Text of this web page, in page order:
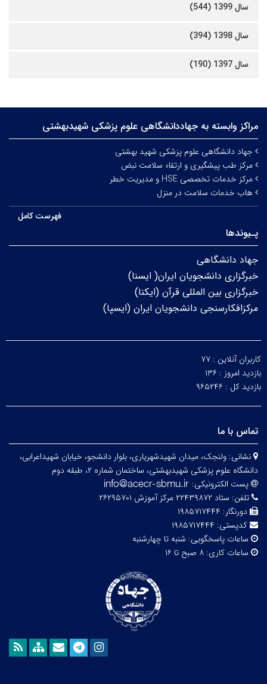
سال 1399 (544)
سال 1398 (394)
سال 1397 (190)
مراکز وابسته به جهاددانشگاهی علوم‌ پزشکی شهیدبهشتی
جهاد دانشگاهی علوم پزشکی شهید بهشتی
مرکز طب پیشگیری و ارتقاء سلامت نبض
مرکز خدمات تخصصی HSE و مدیریت خطر
هاب خدمات سلامت در منزل
فهرست کامل
پـیوندها
جهاد دانشگاهی
خبرگزاری دانشجویان ایران( ایسنا)
خبرگزاری بین المللی قرآن (ایکنا)
مرکزافکارسنجی دانشجویان ایران (ایسپا)
کاربران آنلاین : ۷۷
بازدید امروز : ۱۳۶
بازدید کل : ۹۶۵۲۴۶
تماس با ما
نشانی: ولنجک، میدان شهیدشهریاری، بلوار دانشجو، خیابان شهیداعرابی،
دانشگاه علوم پزشکی شهیدبهشتی، ساختمان شماره ۲، طبقه دوم
پست الکترونیکی:
تلفن: ستاد ۲۲۴۳۹۸۷۲ مرکز آموزش ۲۶۲۹۵۷۰۱
دورنگار: ۱۹۸۵۷۱۷۴۴۴
کدپستی: ۱۹۸۵۷۱۷۴۴۴
ساعات پاسخگویی: شنبه تا چهارشنبه
ساعات کاری: ۸ صبح تا ۱۶